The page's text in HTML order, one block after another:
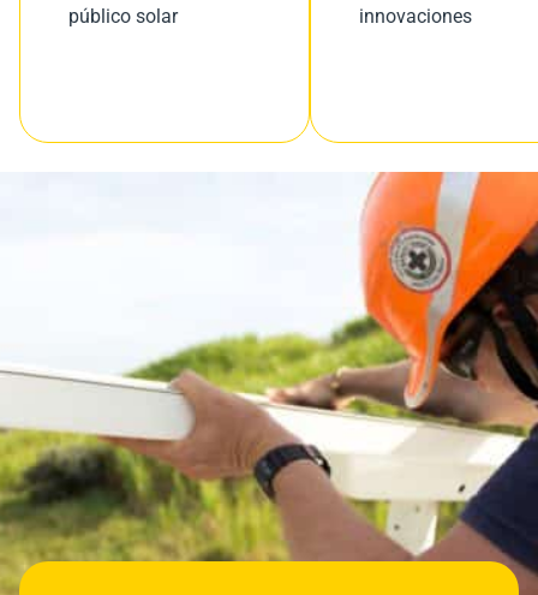
público solar
innovaciones